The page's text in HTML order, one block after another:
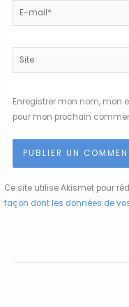
E-
mail*
Site
Enregistrer mon nom, mon
pour mon prochain
Ce site utilise Akismet pour
façon dont les données de